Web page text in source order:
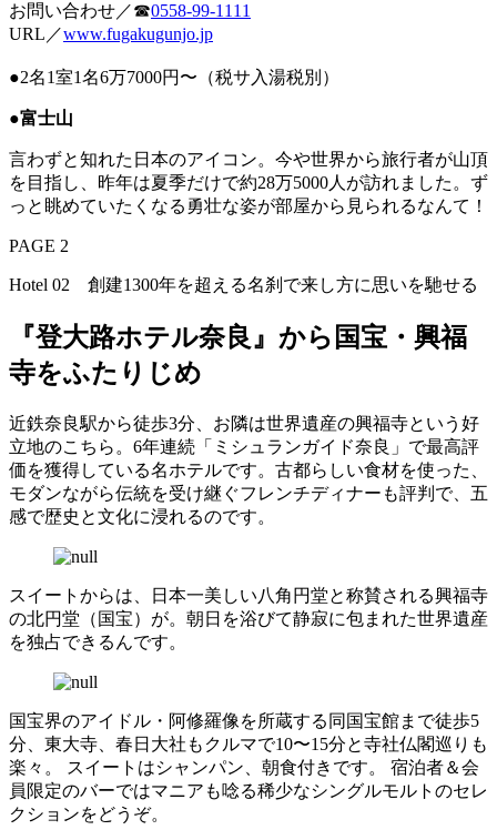
お問い合わせ／☎0558-99-1111
URL／www.fugakugunjo.jp
●2名1室1名6万7000円〜（税サ入湯税別）
●富士山
言わずと知れた日本のアイコン。今や世界から旅行者が山頂
を目指し、昨年は夏季だけで約28万5000人が訪れました。ず
っと眺めていたくなる勇壮な姿が部屋から見られるなんて！
PAGE 2
Hotel 02 創建1300年を超える名刹で来し方に思いを馳せる
『登大路ホテル奈良』から国宝・興福
寺をふたりじめ
近鉄奈良駅から徒歩3分、お隣は世界遺産の興福寺という好
立地のこちら。6年連続「ミシュランガイド奈良」で最高評
価を獲得している名ホテルです。古都らしい食材を使った、
モダンながら伝統を受け継ぐフレンチディナーも評判で、五
感で歴史と文化に浸れるのです。
スイートからは、日本一美しい八角円堂と称賛される興福寺
の北円堂（国宝）が。朝日を浴びて静寂に包まれた世界遺産
を独占できるんです。
国宝界のアイドル・阿修羅像を所蔵する同国宝館まで徒歩5
分、東大寺、春日大社もクルマで10〜15分と寺社仏閣巡りも
楽々。 スイートはシャンパン、朝食付きです。 宿泊者＆会
員限定のバーではマニアも唸る稀少なシングルモルトのセレ
クションをどうぞ。